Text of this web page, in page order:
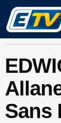
Aller
contenu
Sans